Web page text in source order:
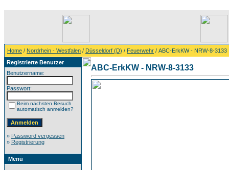
Home / Nordrhein - Westfalen / Düsseldorf (D) / Feuerwehr / ABC-ErkKW - NRW-8-3133
Registrierte Benutzer
Benutzername:
Passwort:
Beim nächsten Besuch
automatisch anmelden?
» Password vergessen
» Registrierung
Menü
ABC-ErkKW - NRW-8-3133